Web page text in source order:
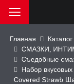
АКЦИИ и
Главная
Каталог
СМАЗКИ,
Съедобные
Набор
Covered Strawb